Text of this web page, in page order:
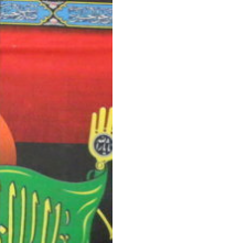
em sua
Islâmica